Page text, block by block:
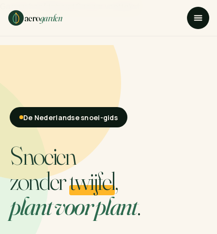
aerogarden
De Nederlandse snoei-gids
Snoeien
zondertwijfel,
plant voor plant.